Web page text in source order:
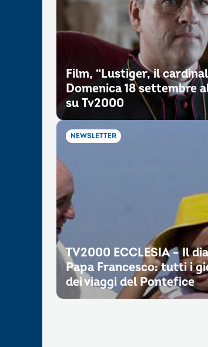
Film, “Lustiger, il
Domenica 18 settembre
su Tv2000
NEWSLETTER
TV2000 ECCLESIA – Il
Papa Francesco: tutti i
dei viaggi del Pontefice